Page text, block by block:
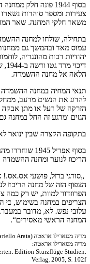
צעירות ומספר סוהרות
משאר חלקי המחנה. שאר
בתחילה, שולחו למחנה
עמוס מאד ובהמשך גם ממחנות
יהודיות רבות מהונגריה,
הלאה אל מחנה ההשמדה.
תנאי המחיה במחנה ההשמדה
להרוג את הנשים מרעב,
הגזים ומרגע זה החל במחנה
בתקופה הקצרה שבין ינואר לאפריל 1945 נרצחו כ-5,000
בסוף אפריל
הריכוז לנוער ומחנה
„סורגי ברזל, פושעי
הצפוף הזה של מחנה הריכוז
הפרוזדור למוות, יש רק כמה
הצריפים במחנה בשימוש, כי
עלובי נפש. לא, מדובר
המחנה הראשי מאסירים“.
מריה מסארילו אראטה (Maria Massariello Arata) / אסירה במחנה ההשמדה
מריה מסארילו אראטה:
Edition Sturzflüge Studien
Verlag, 2005, S. 102f